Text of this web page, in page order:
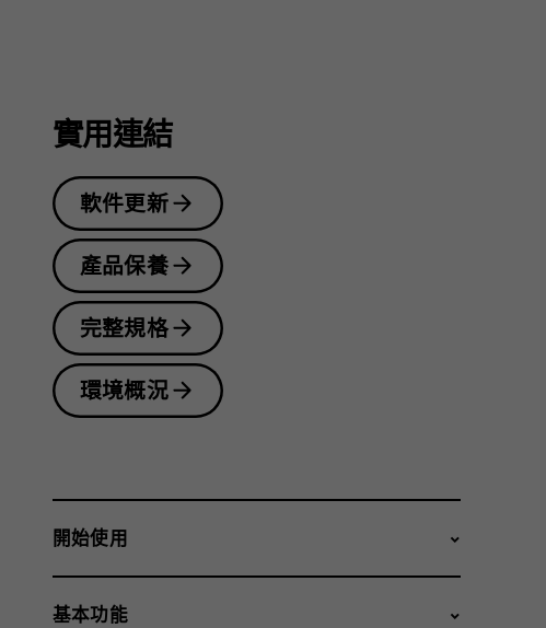
南
實用連結
軟件更新
產品保養
完整規格
環境概況
開始使用
基本功能